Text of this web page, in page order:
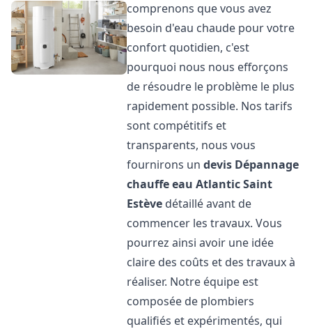
comprenons que vous avez
besoin d'eau chaude pour votre
confort quotidien, c'est
pourquoi nous nous efforçons
de résoudre le problème le plus
rapidement possible. Nos tarifs
sont compétitifs et
transparents, nous vous
fournirons undevis Dépannage
chauffe eau AtlanticSaint
Estève détaillé avant de
commencer les travaux. Vous
pourrez ainsi avoir une idée
claire des coûts et des travaux à
réaliser. Notre équipe est
composée de plombiers
qualifiés et expérimentés, qui